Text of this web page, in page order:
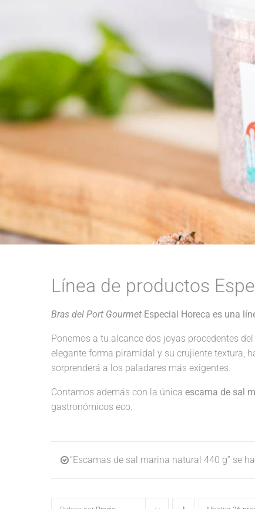
Línea de productos
Bras del Port Gourmet Especial Horeca es una
Ponemos a tu alcance dos joyas procedentes
elegante forma piramidal y su crujiente textura,
sorprenderá a los paladares más exigentes.
Contamos además con la única escama de sal
gastronómicos eco.
“Escamas de sal marina natural 440 g” se